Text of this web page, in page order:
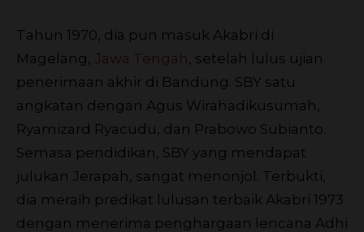
Tahun 1970, dia pun masuk Akabri di
Magelang, Jawa Tengah , setelah lulus ujian
penerimaan akhir di Bandung. SBY satu
angkatan dengan Agus Wirahadikusumah,
Ryamizard Ryacudu, dan Prabowo Subianto.
Semasa pendidikan, SBY yang mendapat
julukan Jerapah, sangat menonjol. Terbukti,
dia meraih predikat lulusan terbaik Akabri 1973
dengan menerima penghargaan lencana Adhi